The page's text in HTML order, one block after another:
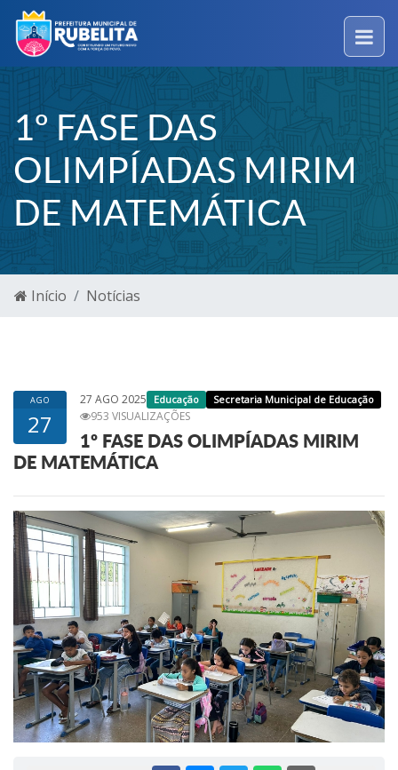
1º FASE DAS
OLIMPÍADAS MIRIM
DE MATEMÁTICA
Início Notícias
AGO
27
27 AGO 2025 Educação Secretaria Municipal de Educação
953 VISUALIZAÇÕES
1º FASE DAS OLIMPÍADAS MIRIM
DE MATEMÁTICA